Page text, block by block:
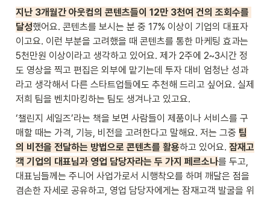
지난 3개월간 아웃컴의 콘텐츠들이 12만 3천여 건의 조회수를
달성했어요. 콘텐츠를 보시는 분 중 17% 이상이 기업의 대표자
이고요. 이런 부분을 고려했을 때 콘텐츠를 통한 마케팅 효과는
5천만원 이상이라고 생각하고 있어요. 제가 2주에 2~3시간 정
도 영상을 찍고 편집은 외부에 맡기는데 투자 대비 엄청난 성과
라고 생각해서 다른 스타트업들에도 추천해 드리고 싶어요. 실제
저희 팀을 벤치마킹하는 팀도 생겨나고 있고요.
‘챌린지 세일즈’라는 책을 보면 사람들이 제품이나 서비스를 구
매할 때는 가격, 기능, 비전을 고려한다고 말해요. 저는 그중 팀
의 비전을 전달하는 방법으로 콘텐츠를 활용하고 있어요. 잠재고
객 기업의 대표님과 영업 담당자라는 두 가지 페르소나를 두고,
대표님들께는 주니어 사업가로서 시행착오를 하며 깨달은 점을
겸손한 자세로 공유하고, 영업 담당자에게는 잠재고객 발굴을 위